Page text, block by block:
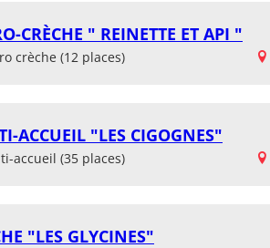
CRÈCHE " REINETTE ET API "
crèche (12 places)
ACCUEIL "LES CIGOGNES"
accueil (35 places)
"LES GLYCINES"